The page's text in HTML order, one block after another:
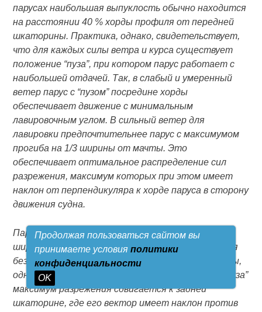
парусах наибольшая выпуклость обычно находится
на расстоянии 40 % хорды профиля от передней
шкаторины. Практика, однако, свидетельствует,
что для каждых силы ветра и курса существует
положение “пуза”, при котором парус работает с
наибольшей отдачей. Так, в слабый и умеренный
ветер парус с “пузом” посредине хорды
обеспечивает движение с минимальным
лавировочным углом. В сильный ветер для
лавировки предпочтительнее парус с максимумом
прогиба на 1/3 ширины от мачты. Это
обеспечивает оптимальное распределение сил
разрежения, максимум которых при этом имеет
наклон от перпендикуляра к хорде паруса в сторону
движения судна.
Парус со сдвинутым к задней шкаторине на 2/3
ширины “пузом” имеет благоприятную форму для
безотрывного обтекания подветренной стороны,
однако на лавировке при таком расположении “пуза”
максимум разрежения сдвигается к задней
шкаторине, где его вектор имеет наклон против
Продолжая пользоваться сайтом вы
принимаете условия политики
конфиденциальности
OK